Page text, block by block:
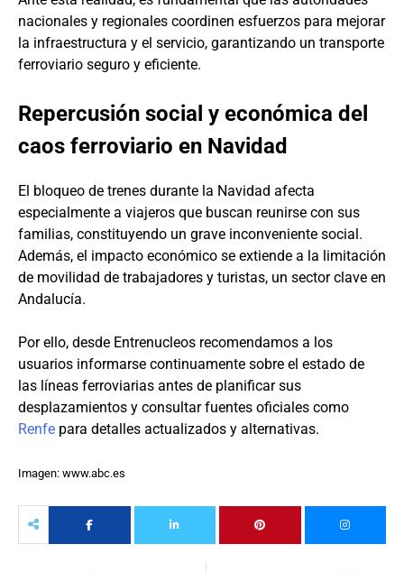
nacionales y regionales coordinen esfuerzos para mejorar
la infraestructura y el servicio, garantizando un transporte
ferroviario seguro y eficiente.
Repercusión social y económica del
caos ferroviario en Navidad
El bloqueo de trenes durante la Navidad afecta
especialmente a viajeros que buscan reunirse con sus
familias, constituyendo un grave inconveniente social.
Además, el impacto económico se extiende a la limitación
de movilidad de trabajadores y turistas, un sector clave en
Andalucía.
Por ello, desde Entrenucleos recomendamos a los
usuarios informarse continuamente sobre el estado de
las líneas ferroviarias antes de planificar sus
desplazamientos y consultar fuentes oficiales como
Renfe para detalles actualizados y alternativas.
Imagen: www.abc.es